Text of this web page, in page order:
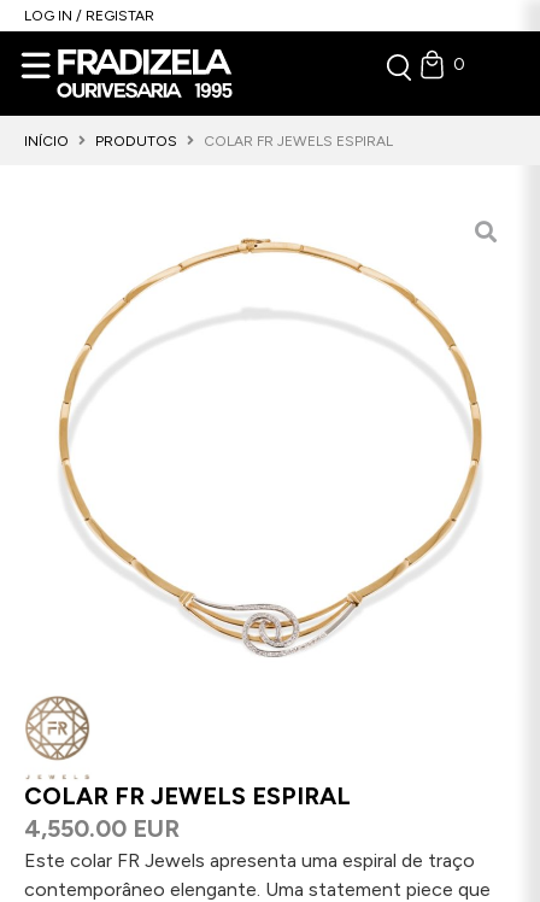
LOG IN / REGISTAR
0
INÍCIO PRODUTOS COLAR FR JEWELS ESPIRAL
COLAR FR JEWELS ESPIRAL
4,550.00 EUR
Este colar FR Jewels apresenta uma espiral de traço
contemporâneo elengante. Uma statement piece que